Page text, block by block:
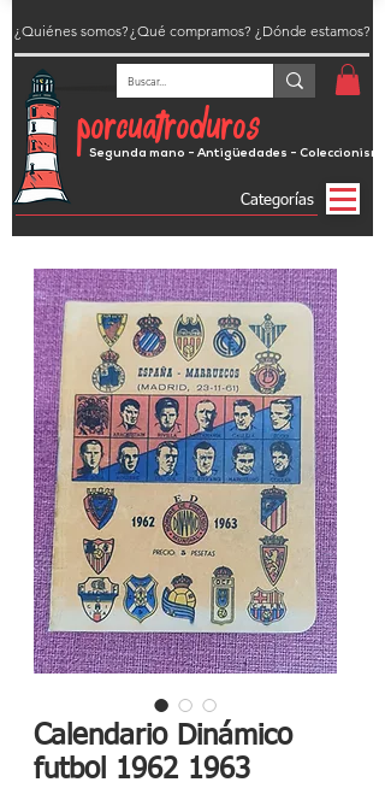
porcuatroduros
Segunda mano - Antigüedades - Coleccionismo
¿Dónde estamos?
¿Quiénes somos?
Categorías
¿Qué compramos?
Calendario Dinámico
futbol 1962 1963